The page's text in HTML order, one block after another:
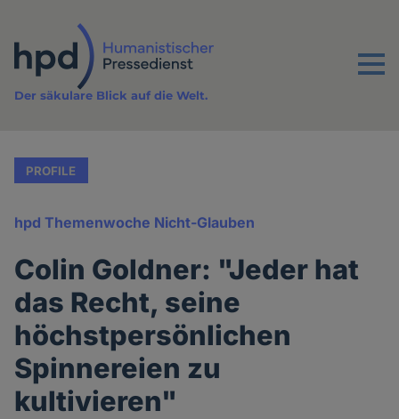
Inhalt
Menu
Der säkulare Blick auf die Welt.
PROFILE
hpd Themenwoche Nicht-Glauben
Colin Goldner: "Jeder hat
das Recht, seine
höchstpersönlichen
Spinnereien zu
kultivieren"